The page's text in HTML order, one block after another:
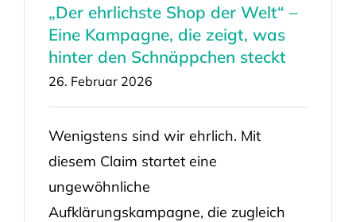
„Der ehrlichste Shop der Welt“ –
Eine Kampagne, die zeigt, was
hinter den Schnäppchen steckt
26. Februar 2026
Wenigstens sind wir ehrlich. Mit
diesem Claim startet eine
ungewöhnliche
Aufklärungskampagne, die zugleich